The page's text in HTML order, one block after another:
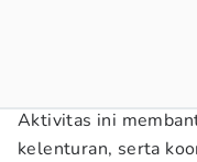
Aktivitas ini
kelenturan, serta